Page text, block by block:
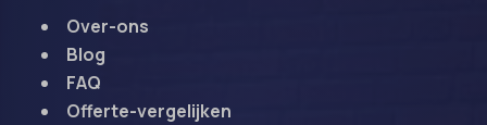
Over-ons
Blog
FAQ
Offerte-vergelijken